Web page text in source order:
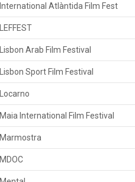
International Atlàntida Film Fest
LEFFEST
Lisbon Arab Film Festival
Lisbon Sport Film Festival
Locarno
Maia International Film Festival
Marmostra
MDOC